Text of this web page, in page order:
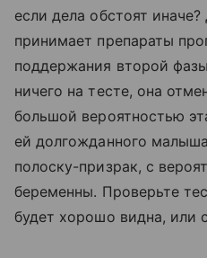
если дела обстоят
принимает препараты
поддержания второй
ничего на тесте, она
большой вероятностью
ей долгожданного
полоску-призрак, с
беременны. Проверьте
будет хорошо видна, или